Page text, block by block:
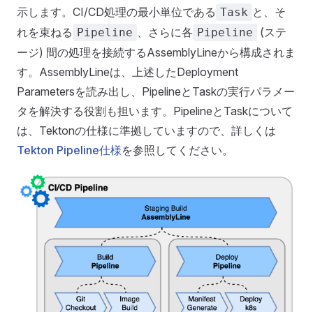
示します。CI/CD処理の最小単位である Task と、そ
れを束ねる Pipeline 、さらに各 Pipeline
(ステ
ージ) 間の処理を接続するAssemblyLineから構成されま
す。AssemblyLineは、上述したDeployment
Parametersを読み出し、PipelineとTaskの実行パラメー
タを解決する役割も担います。PipelineとTaskについて
は、Tektonの仕様に準拠していますので、詳しくは
Tekton Pipeline仕様を参照してください。